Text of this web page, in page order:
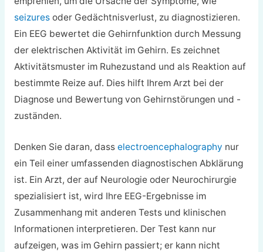
seizuresoder Gedächtnisverlust, zu diagnostizieren.
Ein EEG bewertet die Gehirnfunktion durch Messung
der elektrischen Aktivität im Gehirn. Es zeichnet
Aktivitätsmuster im Ruhezustand und als Reaktion auf
bestimmte Reize auf. Dies hilft Ihrem Arzt bei der
Diagnose und Bewertung von Gehirnstörungen und -
zuständen.
Denken Sie daran, dass electroencephalography nur
ein Teil einer umfassenden diagnostischen Abklärung
ist. Ein Arzt, der auf Neurologie oder Neurochirurgie
spezialisiert ist, wird Ihre EEG-Ergebnisse im
Zusammenhang mit anderen Tests und klinischen
Informationen interpretieren. Der Test kann nur
aufzeigen, was im Gehirn passiert; er kann nicht